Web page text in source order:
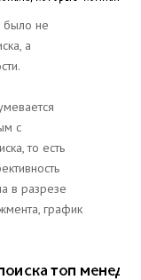
было не
а
с
то есть
в разрезе
график